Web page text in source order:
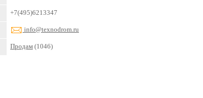
+7(495)6213347
info@texnodrom.ru
Продам (1046)